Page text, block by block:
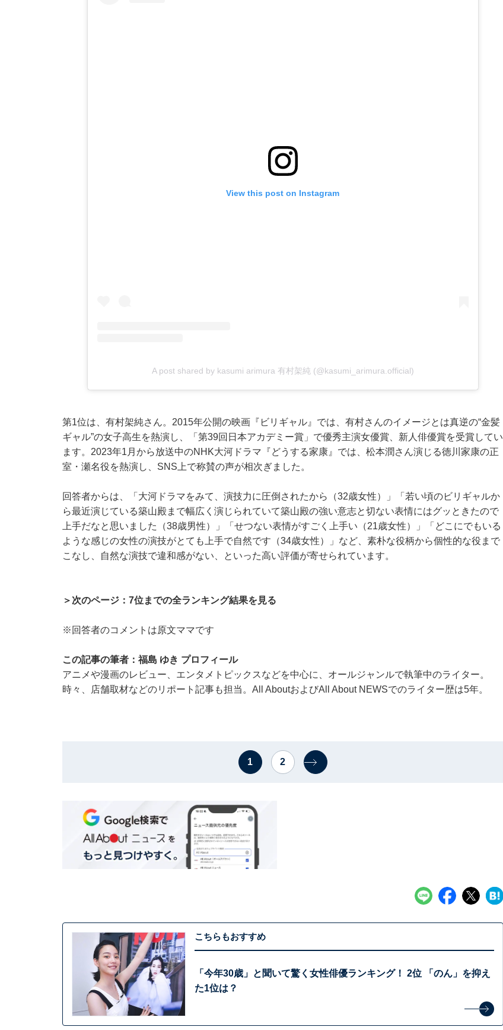
View this post on Instagram
A post shared by kasumi arimura 有村架純 (@kasumi_arimura.official)
第1位は、有村架純さん。2015年公開の映画『ビリギャル』では、有村さんのイメージとは真逆の“金髪
ギャル”の女子高生を熱演し、「第39回日本アカデミー賞」で優秀主演女優賞、新人俳優賞を受賞してい
ます。2023年1月から放送中のNHK大河ドラマ『どうする家康』では、松本潤さん演じる徳川家康の正
室・瀬名役を熱演し、SNS上で称賛の声が相次ぎました。
回答者からは、「大河ドラマをみて、演技力に圧倒されたから（32歳女性）」「若い頃のビリギャルか
ら最近演じている築山殿まで幅広く演じられていて築山殿の強い意志と切ない表情にはグッときたので
上手だなと思いました（38歳男性）」「せつない表情がすごく上手い（21歳女性）」「どこにでもいる
ような感じの女性の演技がとても上手で自然です（34歳女性）」など、素朴な役柄から個性的な役まで
こなし、自然な演技で違和感がない、といった高い評価が寄せられています。
＞次のページ：7位までの全ランキング結果を見る
※回答者のコメントは原文ママです
この記事の筆者：福島 ゆき プロフィール
アニメや漫画のレビュー、エンタメトピックスなどを中心に、オールジャンルで執筆中のライター。
時々、店舗取材などのリポート記事も担当。All AboutおよびAll About NEWSでのライター歴は5年。
1 2
こちらもおすすめ
「今年30歳」と聞いて驚く女性俳優ランキング！ 2位 「のん」を抑え
た1位は？